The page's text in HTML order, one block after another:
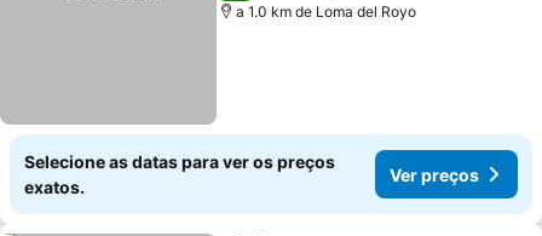
a 1.0 km de Loma del Royo
Selecione as datas para ver os preços
exatos.
Ver preços